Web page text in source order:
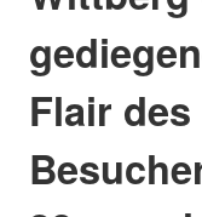
Flair